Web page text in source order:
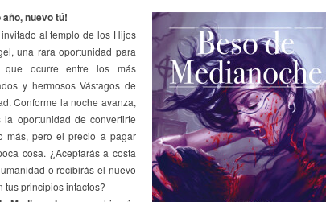
año, nuevo tú!
al templo de los Hijos
una rara oportunidad para
ocurre entre los más
y hermosos Vástagos de
Conforme la noche avanza,
la oportunidad de convertirte
más, pero el precio a pagar
cosa. ¿Aceptarás a costa
o recibirás el nuevo
tus principios intactos?